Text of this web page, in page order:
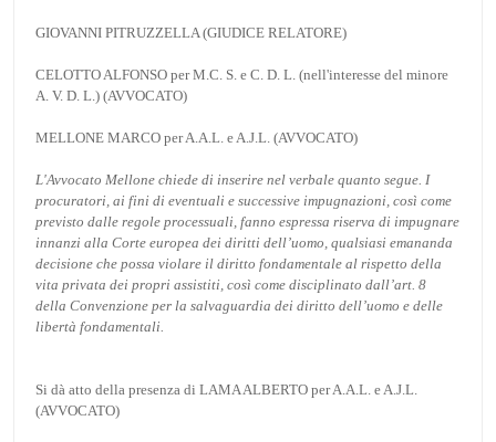
GIOVANNI PITRUZZELLA (GIUDICE RELATORE)
CELOTTO ALFONSO per M.C. S. e C. D. L. (nell'interesse del minore
A. V. D. L.) (AVVOCATO)
MELLONE MARCO per A.A.L. e A.J.L. (AVVOCATO)
L'Avvocato Mellone chiede di inserire nel verbale quanto segue. I
procuratori, ai fini di eventuali e successive impugnazioni, così come
previsto dalle regole processuali, fanno espressa riserva di impugnare
innanzi alla Corte europea dei diritti dell’uomo, qualsiasi emananda
decisione che possa violare il diritto fondamentale al rispetto della
vita privata dei propri assistiti, così come disciplinato dall’art. 8
della Convenzione per la salvaguardia dei diritto dell’uomo e delle
libertà fondamentali.
Si dà atto della presenza di LAMA ALBERTO per A.A.L. e A.J.L.
(AVVOCATO)